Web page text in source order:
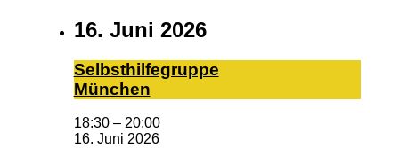
16. Juni 2026
Selbst­hil­fe­grup­pe
Mün­chen
18:30 – 20:00
16. Juni 2026